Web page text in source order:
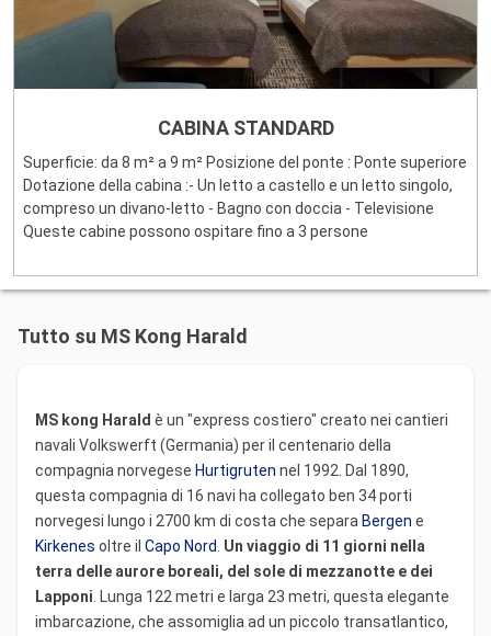
CABINA STANDARD
Superficie: da 8 m² a 9 m² Posizione del ponte : Ponte superiore
Dotazione della cabina :- Un letto a castello e un letto singolo,
compreso un divano-letto - Bagno con doccia - Televisione
Queste cabine possono ospitare fino a 3 persone
Tutto su MS Kong Harald
MS kong Harald è un "express costiero" creato nei cantieri
navali Volkswerft (Germania) per il centenario della
compagnia norvegese Hurtigruten nel 1992. Dal 1890,
questa compagnia di 16 navi ha collegato ben 34 porti
norvegesi lungo i 2700 km di costa che separa Bergen e
Kirkenes oltre il Capo Nord Un viaggio di 11 giorni nella
terra delle aurore boreali, del sole di mezzanotte e dei
Lapponi . Lunga 122 metri e larga 23 metri, questa elegante
imbarcazione, che assomiglia ad un piccolo transatlantico,